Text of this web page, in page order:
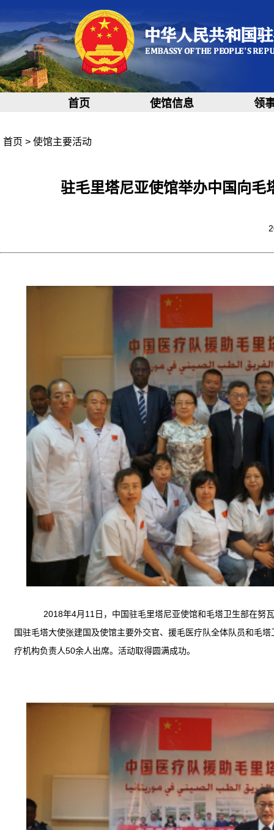
首页 使馆信息 领
首页 > 使馆主要活动
驻毛里塔尼亚使馆举办中国向毛
2018年4月11日，中国驻毛里塔尼亚使馆和毛塔卫生部在努
国驻毛塔大使张建国及使馆主要外交官、 援毛医疗队全体队员和毛塔
疗机构负责人50余人出席。 活动取得圆满成功。